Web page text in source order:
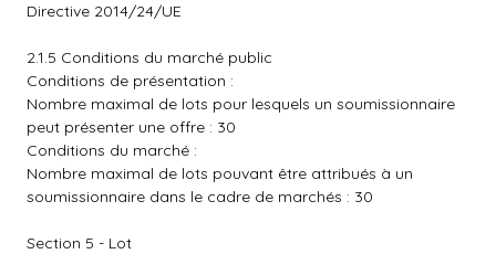
Directive 2014/24/UE
2.1.5 Conditions du marché public
Conditions de présentation :
Nombre maximal de lots pour lesquels un soumissionnaire
peut présenter une offre : 30
Conditions du marché :
Nombre maximal de lots pouvant être attribués à un
soumissionnaire dans le cadre de marchés : 30
Section 5 - Lot